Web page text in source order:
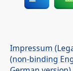
Impressum
(non-binding